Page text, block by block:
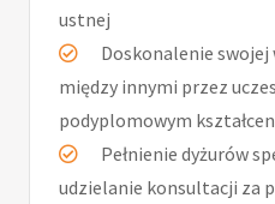
ustnej
Doskonalenie
między innymi przez
podyplomowym
Pełnienie dyżurów
udzielanie konsultacji za